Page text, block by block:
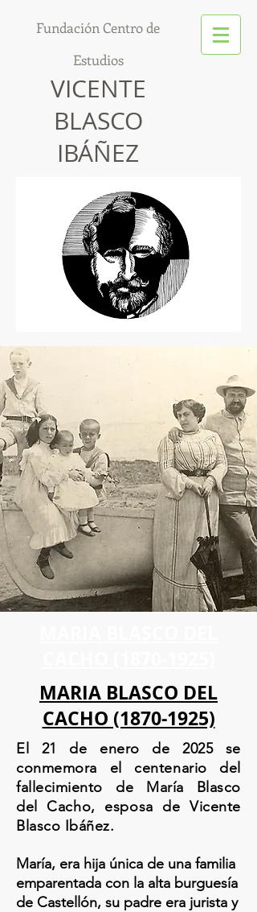
Fundación Centro de
Estudios
VICENTE
BLASCO
IBÁÑEZ
MARIA BLASCO DEL
CACHO (1870-1925)
El 21 de enero de 2025 se
conmemora el centenario del
fallecimiento de María Blasco
del Cacho, esposa de Vicente
Blasco Ibáñez.
María, era hija única de una familia
emparentada con la alta burguesía
de Castellón, su padre era jurista y